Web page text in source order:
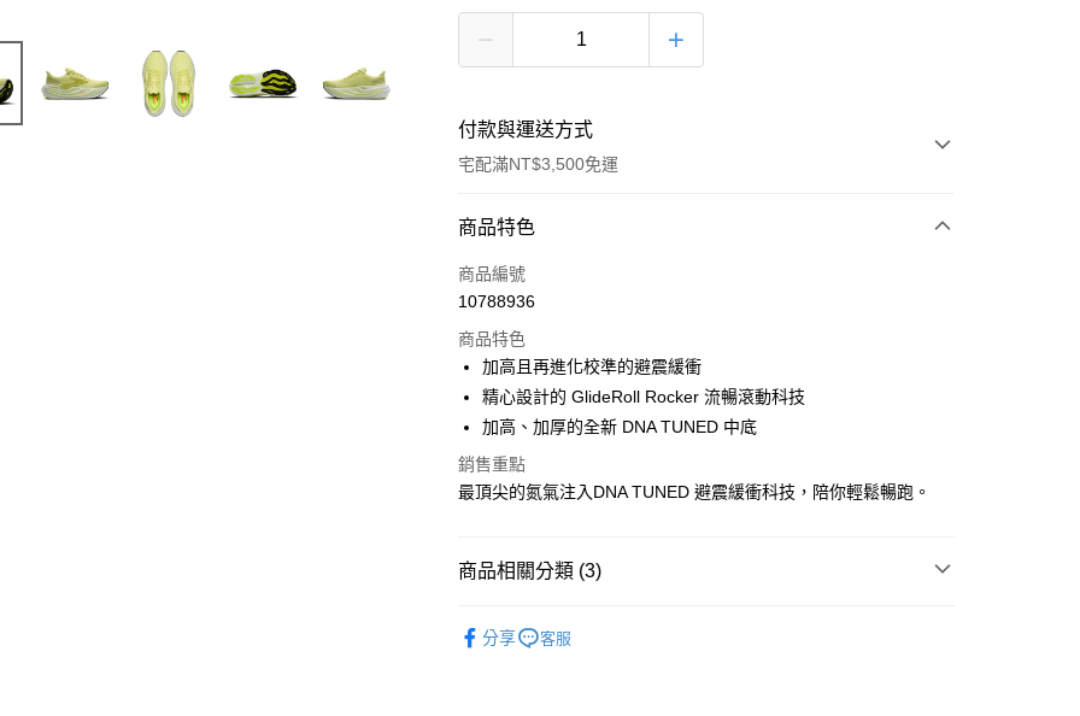
付款與運送方式
宅配滿NT$3,500免運
付款方式
信用卡一次付款
運送方式
宅配
每筆NT$100，滿NT$3,500(含以上)免運費
商品特色
商品編號
10788936
商品特色
加高且再進化校準的避震緩衝
精心設計的 GlideRoll Rocker 流暢滾動科技
加高、加厚的全新 DNA TUNED 中底
銷售重點
最頂尖的氮氣注入DNA TUNED 避震緩衝科技，陪你輕鬆暢跑。
商品相關分類 (3)
分享 客服